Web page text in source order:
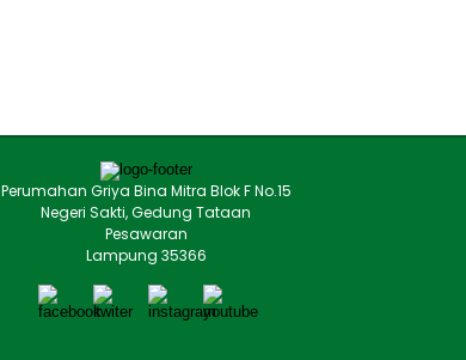
Perumahan Griya Bina Mitra Blok F No.15
Negeri Sakti, Gedung Tataan
Pesawaran
Lampung 35366